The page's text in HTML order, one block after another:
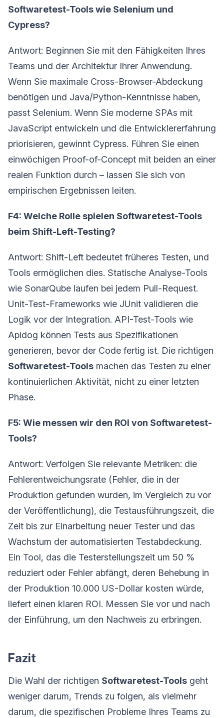
Softwaretest-Tools wie Selenium und
Cypress?
Antwort: Beginnen Sie mit den Fähigkeiten Ihres
Teams und der Architektur Ihrer Anwendung.
Wenn Sie maximale Cross-Browser-Abdeckung
benötigen und Java/Python-Kenntnisse haben,
passt Selenium. Wenn Sie moderne SPAs mit
JavaScript entwickeln und die Entwicklererfahrung
priorisieren, gewinnt Cypress. Führen Sie einen
einwöchigen Proof-of-Concept mit beiden an einer
realen Funktion durch – lassen Sie sich von
empirischen Ergebnissen leiten.
F4: Welche Rolle spielen Softwaretest-Tools
beim Shift-Left-Testing?
Antwort: Shift-Left bedeutet früheres Testen, und
Tools ermöglichen dies. Statische Analyse-Tools
wie SonarQube laufen bei jedem Pull-Request.
Unit-Test-Frameworks wie JUnit validieren die
Logik vor der Integration. API-Test-Tools wie
Apidog können Tests aus Spezifikationen
generieren, bevor der Code fertig ist. Die richtigen
Softwaretest-Tools machen das Testen zu einer
kontinuierlichen Aktivität, nicht zu einer letzten
Phase.
F5: Wie messen wir den ROI von Softwaretest-
Tools?
Antwort: Verfolgen Sie relevante Metriken: die
Fehlerentweichungsrate (Fehler, die in der
Produktion gefunden wurden, im Vergleich zu vor
der Veröffentlichung), die Testausführungszeit, die
Zeit bis zur Einarbeitung neuer Tester und das
Wachstum der automatisierten Testabdeckung.
Ein Tool, das die Testerstellungszeit um 50 %
reduziert oder Fehler abfängt, deren Behebung in
der Produktion 10.000 US-Dollar kosten würde,
liefert einen klaren ROI. Messen Sie vor und nach
der Einführung, um den Nachweis zu erbringen.
Fazit
Die Wahl der richtigen Softwaretest-Tools geht
weniger darum, Trends zu folgen, als vielmehr
darum, die spezifischen Probleme Ihres Teams zu